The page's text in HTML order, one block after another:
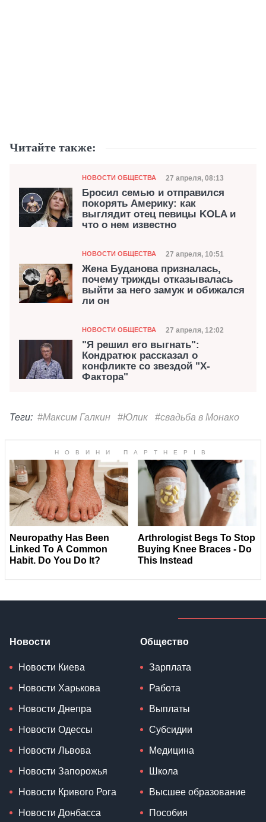
Читайте также:
Категория
НОВОСТИ ОБЩЕСТВА Дата публикации
27 апреля, 08:13
Бросил семью и отправился
покорять Америку: как
выглядит отец певицы KOLA и
что о нем известно
Категория
НОВОСТИ ОБЩЕСТВА Дата публикации
27 апреля, 10:51
Жена Буданова призналась,
почему трижды отказывалась
выйти за него замуж и обижался
ли он
Категория
НОВОСТИ ОБЩЕСТВА Дата публикации
27 апреля, 12:02
"Я решил его выгнать":
Кондратюк рассказал о
конфликте со звездой "Х-
Фактора"
Теги: #Максим Галкин #Юлик #свадьба в Монако
Новости
Новости Киева
Новости Харькова
Новости Днепра
Новости Одессы
Новости Львова
Новости Запорожья
Новости Кривого Рога
Новости Донбасса
Общество
Зарплата
Работа
Выплаты
Субсидии
Медицина
Школа
Высшее образование
Пособия